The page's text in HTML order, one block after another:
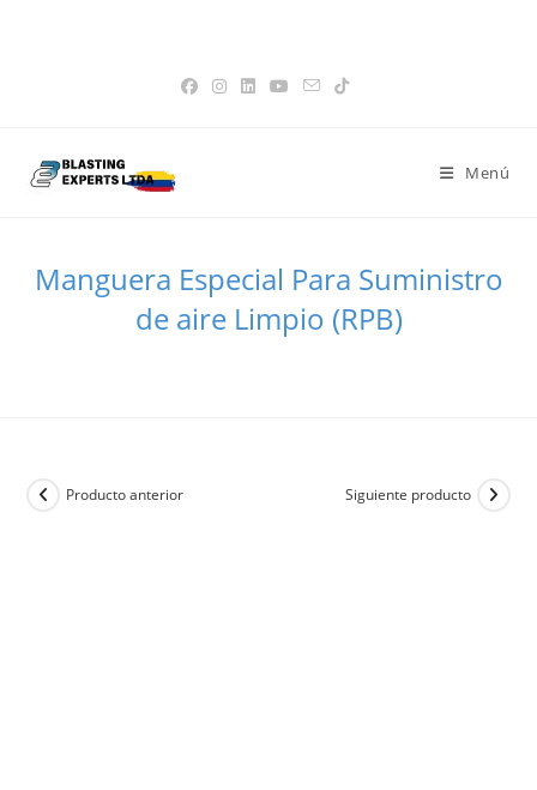
Menú
Manguera Especial Para Suministro
de aire Limpio (RPB)
Producto anterior Siguiente producto